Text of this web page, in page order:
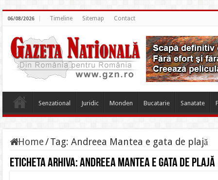
06/08/2026 Timeline Sitemap Contact
Senzational Juridic Monden Bucatarie Sanatate
Home/Tag:Andreea Mantea e gata de plajă
Eticheta arhiva:Andreea Mantea e gata de plajă